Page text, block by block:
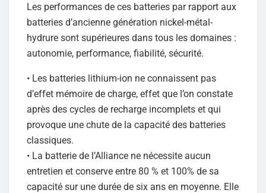
Les performances de ces batteries par rapport aux
batteries d’ancienne génération nickel-métal-
hydrure sont supérieures dans tous les domaines :
autonomie, performance, fiabilité, sécurité.
• Les batteries lithium-ion ne connaissent pas
d’effet mémoire de charge, effet que l’on constate
après des cycles de recharge incomplets et qui
provoque une chute de la capacité des batteries
classiques.
• La batterie de l’Alliance ne nécessite aucun
entretien et conserve entre 80 % et 100% de sa
capacité sur une durée de six ans en moyenne. Elle